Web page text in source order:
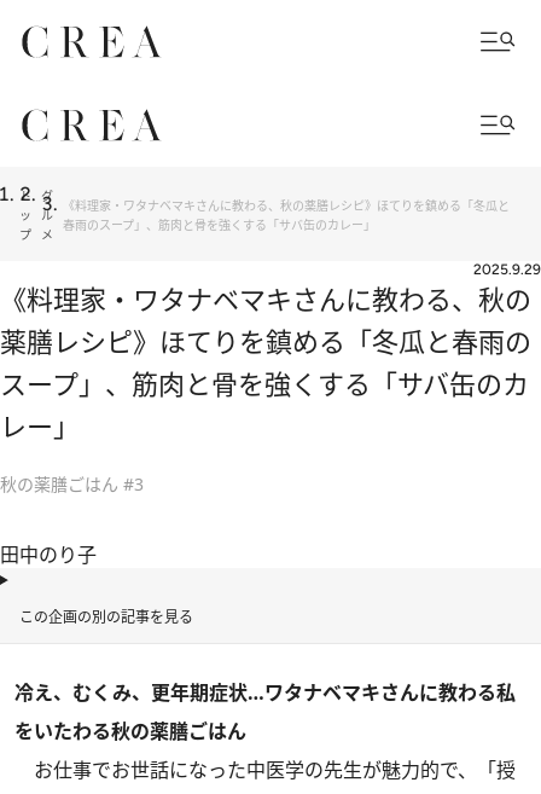
ト
ッ
プ
グ
ル
メ
《料理家・ワタナベマキさんに教わる、秋の薬膳レシピ》ほてりを鎮める「冬瓜と
春雨のスープ」、筋肉と骨を強くする「サバ缶のカレー」
2025.9.29
《料理家・ワタナベマキさんに教わる、秋の
薬膳レシピ》ほてりを鎮める「冬瓜と春雨の
スープ」、筋肉と骨を強くする「サバ缶のカ
レー」
秋の薬膳ごはん #3
田中のり子
この企画の別の記事を見る
冷え、むくみ、更年期症状…ワタナベマキさんに教わる私
をいたわる秋の薬膳ごはん
お仕事でお世話になった中医学の先生が魅力的で、「授